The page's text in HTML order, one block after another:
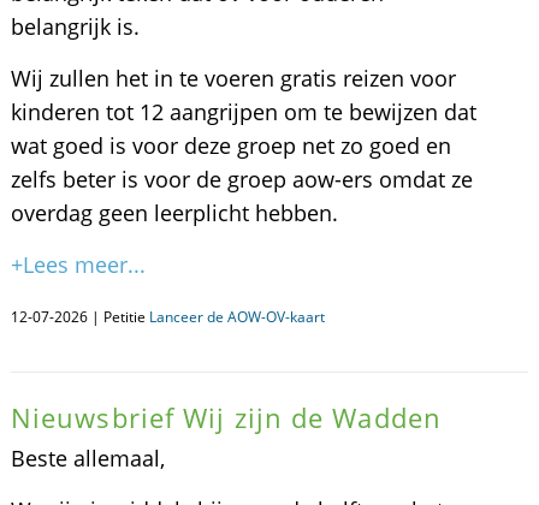
belangrijk is.
Wij zullen het in te voeren gratis reizen voor
kinderen tot 12 aangrijpen om te bewijzen dat
wat goed is voor deze groep net zo goed en
zelfs beter is voor de groep aow-ers omdat ze
overdag geen leerplicht hebben.
+Lees meer...
12-07-2026 | Petitie Lanceer de AOW-OV-kaart
Nieuwsbrief Wij zijn de Wadden
Beste allemaal,